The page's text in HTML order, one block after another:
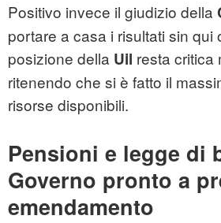
Positivo invece il giudizio della
portare a casa i risultati sin qui
posizione della Uil resta critica
ritenendo che si è fatto il
risorse disponibili.
Pensioni e legge di
Governo pronto a
emendamento